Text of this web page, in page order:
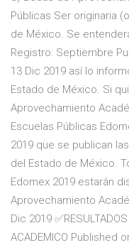
Públicas Ser originaria
de México. Se
Registro: Septiembre
13 Dic 2019 así lo
Estado de México. Si
Aprovechamiento
Escuelas Públicas
2019 que se publican
del Estado de México.
Edomex 2019 estarán
Aprovechamiento
Dic 2019
ACADEMICO Published